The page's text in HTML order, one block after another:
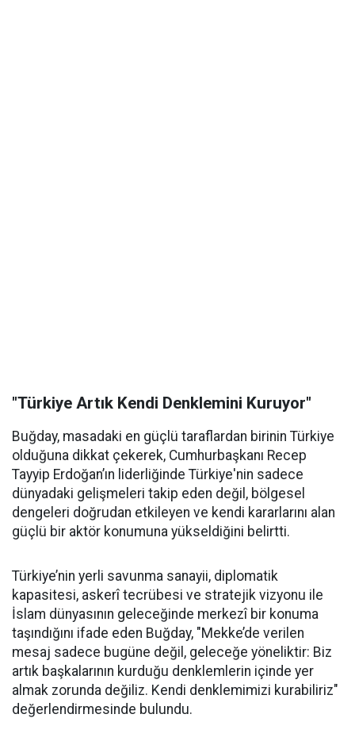
"Türkiye Artık Kendi Denklemini Kuruyor"
Buğday, masadaki en güçlü taraflardan birinin Türkiye
olduğuna dikkat çekerek, Cumhurbaşkanı Recep
Tayyip Erdoğan’ın liderliğinde Türkiye'nin sadece
dünyadaki gelişmeleri takip eden değil, bölgesel
dengeleri doğrudan etkileyen ve kendi kararlarını alan
güçlü bir aktör konumuna yükseldiğini belirtti.
Türkiye’nin yerli savunma sanayii, diplomatik
kapasitesi, askerî tecrübesi ve stratejik vizyonu ile
İslam dünyasının geleceğinde merkezî bir konuma
taşındığını ifade eden Buğday, "Mekke’de verilen
mesaj sadece bugüne değil, geleceğe yöneliktir: Biz
artık başkalarının kurduğu denklemlerin içinde yer
almak zorunda değiliz. Kendi denklemimizi kurabiliriz"
değerlendirmesinde bulundu.